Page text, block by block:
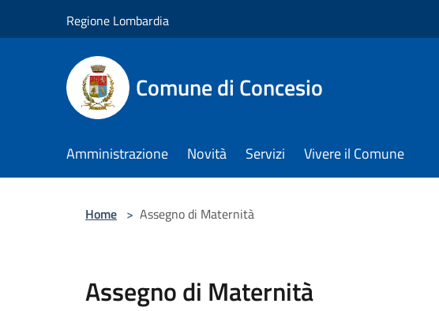
Regione Lombardia
Comune di Concesio
Amministrazione Novità Servizi Vivere il Comune
Home > Assegno di Maternità
Assegno di Maternità